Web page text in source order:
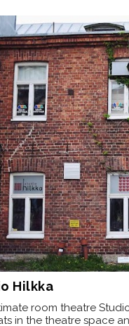
Hilkka
room theatre
in the theatre space